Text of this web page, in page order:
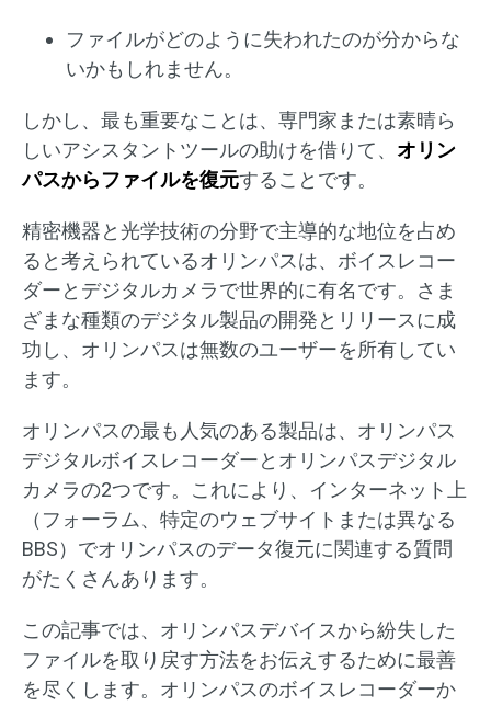
ファイルがどのように失われたのが分からな
いかもしれません。
しかし、最も重要なことは、専門家または素晴ら
しいアシスタントツールの助けを借りて、 オリン
パスからファイルを復元することです。
精密機器と光学技術の分野で主導的な地位を占め
ると考えられているオリンパスは、ボイスレコー
ダーとデジタルカメラで世界的に有名です。さま
ざまな種類のデジタル製品の開発とリリースに成
功し、オリンパスは無数のユーザーを所有してい
ます。
オリンパスの最も人気のある製品は、オリンパス
デジタルボイスレコーダーとオリンパスデジタル
カメラの2つです。これにより、インターネット上
（フォーラム、特定のウェブサイトまたは異なる
BBS）でオリンパスのデータ復元に関連する質問
がたくさんあります。
この記事では、オリンパスデバイスから紛失した
ファイルを取り戻す方法をお伝えするために最善
を尽くします。オリンパスのボイスレコーダーか